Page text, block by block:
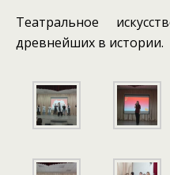
Театральное
древнейших в истории.